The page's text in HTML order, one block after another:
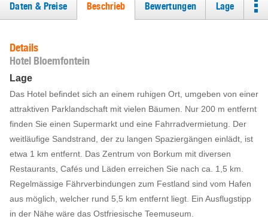
Daten & Preise Beschrieb Bewertungen Lage
Details
Hotel Bloemfontein
Lage
Das Hotel befindet sich an einem ruhigen Ort, umgeben von einer
attraktiven Parklandschaft mit vielen Bäumen. Nur 200 m entfernt
finden Sie einen Supermarkt und eine Fahrradvermietung. Der
weitläufige Sandstrand, der zu langen Spaziergängen einlädt, ist
etwa 1 km entfernt. Das Zentrum von Borkum mit diversen
Restaurants, Cafés und Läden erreichen Sie nach ca. 1,5 km.
Regelmässige Fährverbindungen zum Festland sind vom Hafen
aus möglich, welcher rund 5,5 km entfernt liegt. Ein Ausflugstipp
in der Nähe wäre das Ostfriesische Teemuseum.